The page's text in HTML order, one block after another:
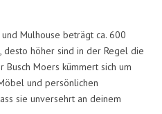
Mulhouse beträgt ca. 600
desto höher sind in der Regel die
Busch Moers kümmert sich um
und persönlichen
sie unversehrt an deinem